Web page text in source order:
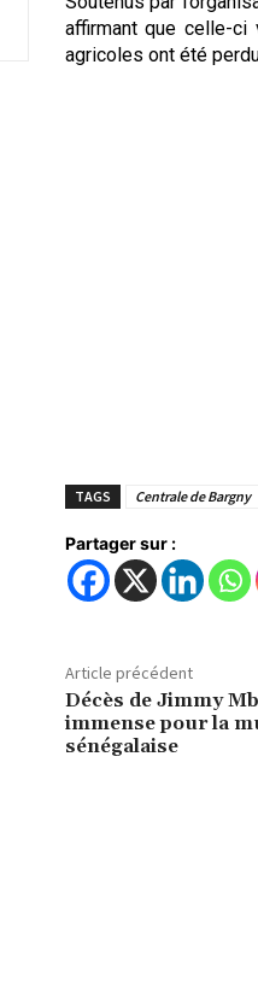
affirmant que celle-
agricoles ont été
TAGS Centrale de Bargny
Partager sur :
Article précédent
Décès de Jimmy
immense pour la
sénégalaise